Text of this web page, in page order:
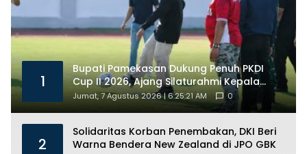
1
Bupati Pamekasan Dukung Penuh PKDI
Cup II 2026, Ajang Silaturahmi Kepala
Desa Se-Madura
Jumat, 7 Agustus 2026 | 6:25:21 AM 0
2
Solidaritas Korban Penembakan, DKI Beri
Warna Bendera New Zealand di JPO GBK